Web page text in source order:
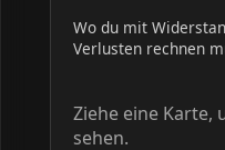
Wo du mit
Verlusten rechnen
Ziehe eine Karte,
sehen.